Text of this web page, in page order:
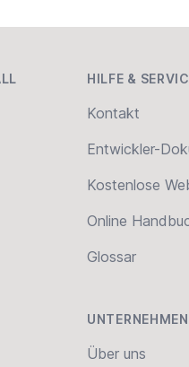
HILFE &
Kontakt
Entwickler-
Kostenlose
Online
Glossar
UNTERNEHMEN
Über uns